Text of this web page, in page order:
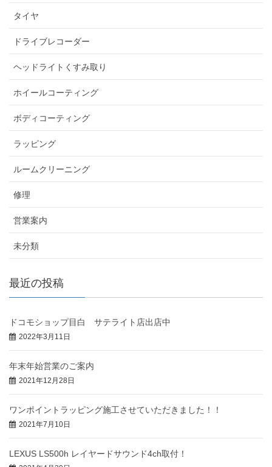
タイヤ
ドライブレコーダー
ヘッドライトくすみ取り
ホイールコーティング
ボディコーティング
ラッピング
ルームクリーニング
修理
営業案内
未分類
最近の投稿
ドコモショップ目白 サテライト店出店中
2022年3月11日
年末年始営業のご案内
2021年12月28日
ワンポイントラッピング施工させていただきました！！
2021年7月10日
LEXUS LS500h レイヤードサウンド4ch取付！